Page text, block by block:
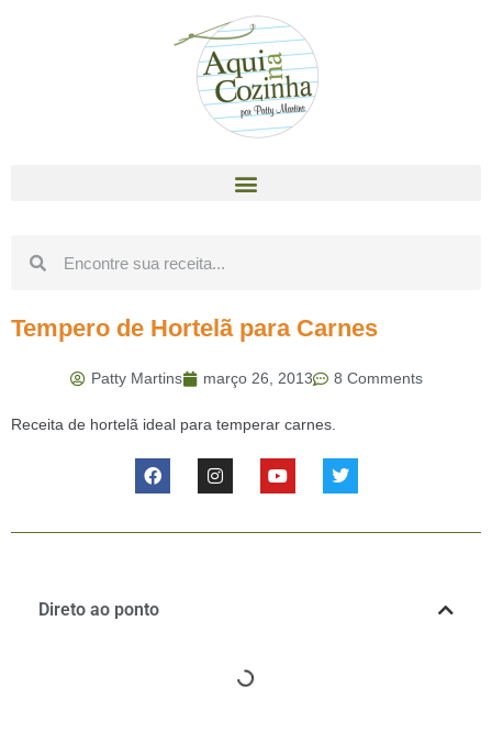
Tempero de Hortelã para Carnes
Patty Martins março 26, 2013 8 Comments
Receita de hortelã ideal para temperar carnes.
Direto ao ponto